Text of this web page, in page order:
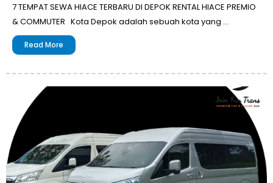
7 TEMPAT SEWA HIACE TERBARU DI DEPOK RENTAL HIACE PREMIO
& COMMUTER Kota Depok adalah sebuah kota yang …
Read More